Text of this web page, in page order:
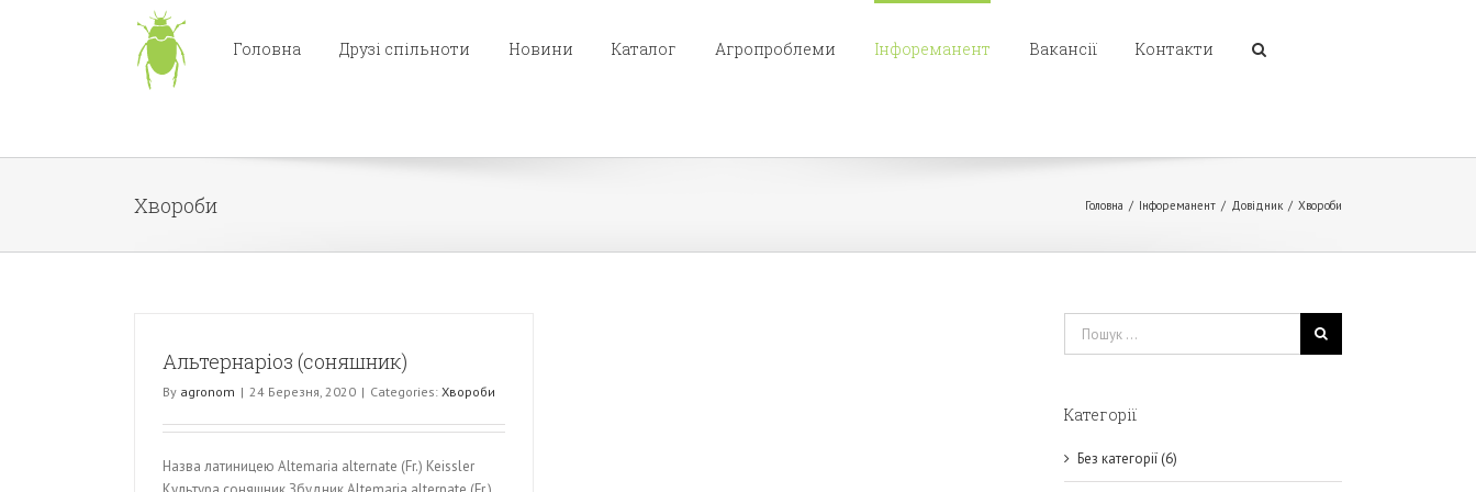
Головна Друзі спільноти Новини Каталог Агропроблеми Інфореманент Вакансії Контакти
Хвороби Головна / Інфореманент / Довідник / Хвороби
Альтернаріоз (соняшник)
By agronom | 24 Березня, 2020 | Categories: Хвороби
Назва латиницею Altemaria alternate (Fr.) Keissler
Категорії
Без категорії (6)